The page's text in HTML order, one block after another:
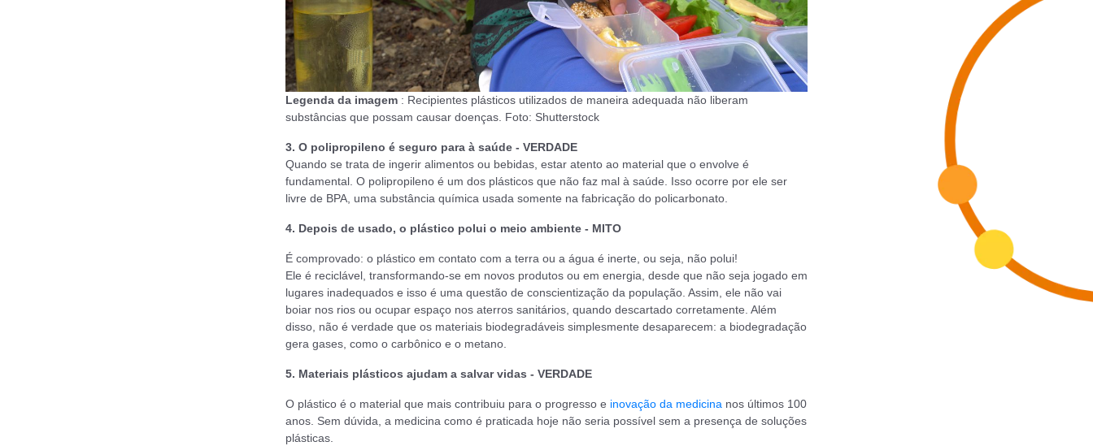
Legenda da imagem : Recipientes plásticos utilizados de maneira adequada não liberam
substâncias que possam causar doenças. Foto: Shutterstock
3. O polipropileno é seguro para à saúde - VERDADE
Quando se trata de ingerir alimentos ou bebidas, estar atento ao material que o envolve é
fundamental. O polipropileno é um dos plásticos que não faz mal à saúde. Isso ocorre por ele ser
livre de BPA, uma substância química usada somente na fabricação do policarbonato.
4. Depois de usado, o plástico polui o meio ambiente - MITO
É comprovado: o plástico em contato com a terra ou a água é inerte, ou seja, não polui!
Ele é reciclável, transformando-se em novos produtos ou em energia, desde que não seja jogado em
lugares inadequados e isso é uma questão de conscientização da população. Assim, ele não vai
boiar nos rios ou ocupar espaço nos aterros sanitários, quando descartado corretamente. Além
disso, não é verdade que os materiais biodegradáveis simplesmente desaparecem: a biodegradação
gera gases, como o carbônico e o metano.
5. Materiais plásticos ajudam a salvar vidas - VERDADE
O plástico é o material que mais contribuiu para o progresso e inovação da medicina nos últimos 100
anos. Sem dúvida, a medicina como é praticada hoje não seria possível sem a presença de soluções
plásticas.